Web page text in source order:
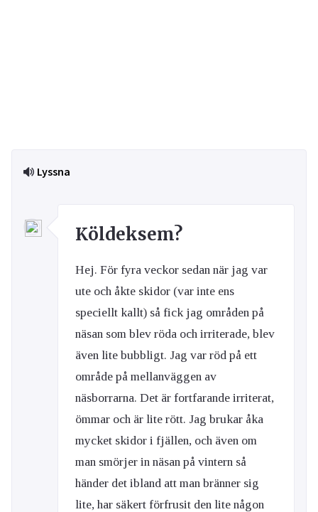
Lyssna
Köldeksem?
Hej. För fyra veckor sedan när jag var
ute och åkte skidor (var inte ens
speciellt kallt) så fick jag områden på
näsan som blev röda och irriterade, blev
även lite bubbligt. Jag var röd på ett
område på mellanväggen av
näsborrarna. Det är fortfarande irriterat,
ömmar och är lite rött. Jag brukar åka
mycket skidor i fjällen, och även om
man smörjer in näsan på vintern så
händer det ibland att man bränner sig
lite, har säkert förfrusit den lite någon